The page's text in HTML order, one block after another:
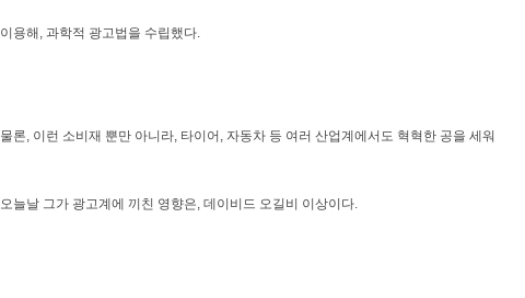
이용해, 과학적 광고법을 수립했다.
물론, 이런 소비재 뿐만 아니라, 타이어, 자동차 등 여러 산업계에서도 혁혁한 공을 세워
오늘날 그가 광고계에 끼친 영향은, 데이비드 오길비 이상이다.